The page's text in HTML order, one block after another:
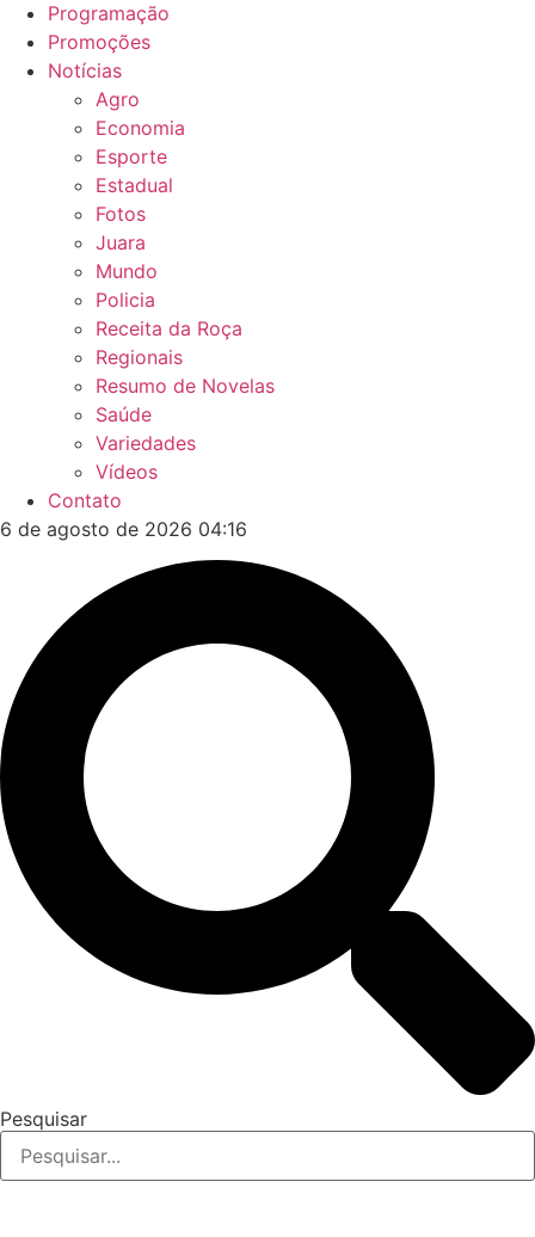
Programação
Promoções
Notícias
Agro
Economia
Esporte
Estadual
Fotos
Juara
Mundo
Policia
Receita da Roça
Regionais
Resumo de Novelas
Saúde
Variedades
Vídeos
Contato
6 de agosto de 2026 04:16
Pesquisar